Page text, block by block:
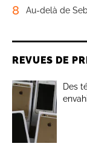
8 Au-delà de
REVUES DE
Des